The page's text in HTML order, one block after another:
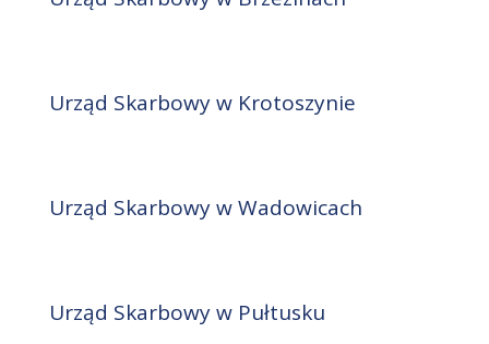
Urząd Skarbowy w Krotoszynie
Urząd Skarbowy w Wadowicach
Urząd Skarbowy w Pułtusku